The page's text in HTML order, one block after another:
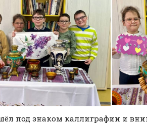
под знаком каллиграфии и